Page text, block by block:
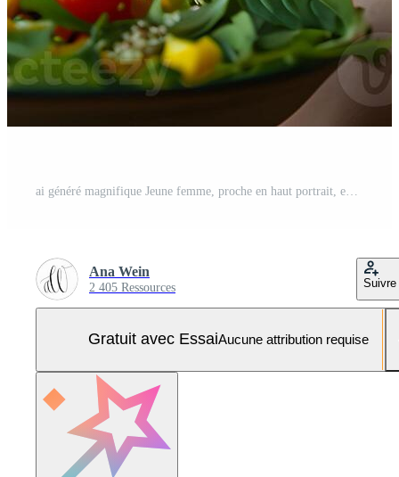
Ana Wein
2 405 Ressources Suivre
Gratuit avec EssaiAucune attribution requise